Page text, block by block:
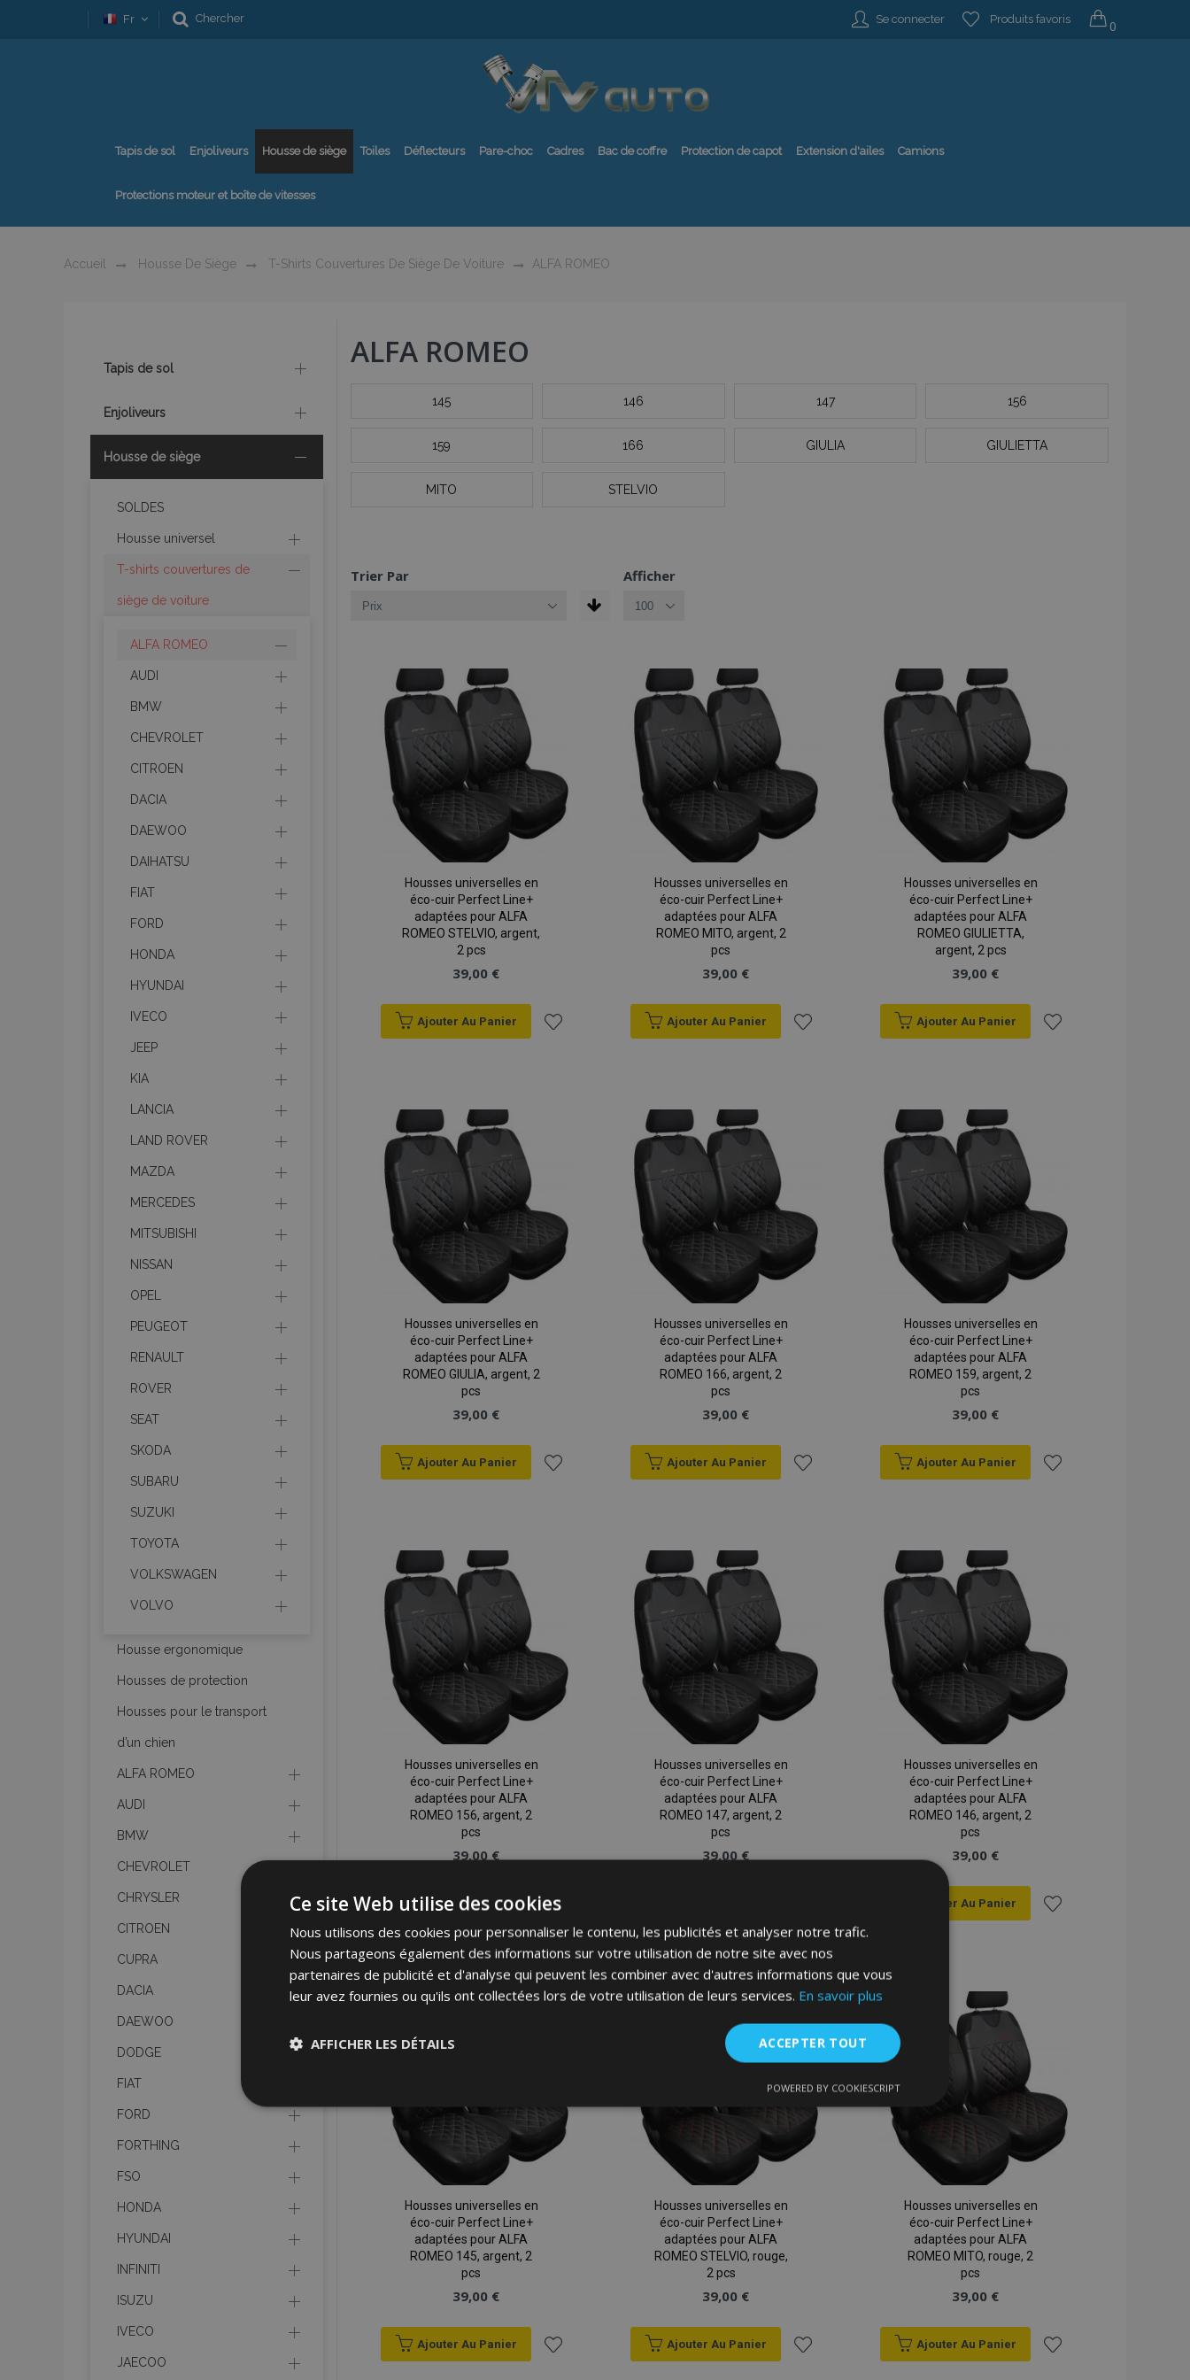
Fr Chercher Se connecter Produits favoris 0
Tapis de sol Enjoliveurs Housse de siège Toiles Déflecteurs Pare-choc Cadres Bac de coffre Protection de capot Extension d'ailes Camions
Protections moteur et boîte de vitesses
Accueil Housse De Siège T-Shirts Couvertures De Siège De Voiture ALFA ROMEO
ALFA ROMEO
145 146 147 156
159 166 GIULIA GIULIETTA
MITO STELVIO
Trier Par Afficher
Housses universelles en
éco-cuir Perfect Line+
adaptées pour ALFA
ROMEO STELVIO, argent,
2 pcs
39,00 €
Ajouter Au Panier
Housses universelles en
éco-cuir Perfect Line+
adaptées pour ALFA
ROMEO MITO, argent, 2
pcs
39,00 €
Ajouter Au Panier
Housses universelles en
éco-cuir Perfect Line+
adaptées pour ALFA
ROMEO GIULIETTA,
argent, 2 pcs
39,00 €
Ajouter Au Panier
Housses universelles en
éco-cuir Perfect Line+
adaptées pour ALFA
ROMEO GIULIA, argent, 2
pcs
39,00 €
Ajouter Au Panier
Housses universelles en
éco-cuir Perfect Line+
adaptées pour ALFA
ROMEO 166, argent, 2
pcs
39,00 €
Ajouter Au Panier
Housses universelles en
éco-cuir Perfect Line+
adaptées pour ALFA
ROMEO 159, argent, 2
pcs
39,00 €
Ajouter Au Panier
Housses universelles en
éco-cuir Perfect Line+
adaptées pour ALFA
ROMEO 156, argent, 2
pcs
39,00 €
Ajouter Au Panier
Ajouter
à la
liste
Housses universelles en
éco-cuir Perfect Line+
adaptées pour ALFA
ROMEO 147, argent, 2
pcs
39,00 €
Ajouter
à la
liste
d'achats
Housses universelles en
éco-cuir Perfect Line+
adaptées pour ALFA
ROMEO 146, argent, 2
pcs
39,00 €
Ajouter Au Panier
Housses universelles en
éco-cuir Perfect Line+
adaptées pour ALFA
ROMEO 145, argent, 2
pcs
39,00 €
Ajouter Au Panier
Housses universelles en
éco-cuir Perfect Line+
adaptées pour ALFA
ROMEO STELVIO, rouge,
2 pcs
39,00 €
Ajouter Au Panier
Housses universelles en
éco-cuir Perfect Line+
adaptées pour ALFA
ROMEO MITO, rouge, 2
pcs
39,00 €
Ajouter Au Panier
Tapis de sol
Enjoliveurs
Housse de siège
SOLDES
Housse universel
T-shirts couvertures de
siège de voiture
ALFA ROMEO
AUDI
BMW
CHEVROLET
CITROEN
DACIA
DAEWOO
DAIHATSU
FIAT
FORD
HONDA
HYUNDAI
IVECO
JEEP
KIA
LANCIA
LAND ROVER
MAZDA
MERCEDES
MITSUBISHI
NISSAN
OPEL
PEUGEOT
RENAULT
ROVER
SEAT
SKODA
SUBARU
SUZUKI
TOYOTA
VOLKSWAGEN
VOLVO
Housse ergonomique
Housses de protection
Housses pour le transport
d’un chien
ALFA ROMEO
AUDI
BMW
CHEVROLET
CHRYSLER
CITROEN
CUPRA
DACIA
DAEWOO
DODGE
FIAT
FORD
FORTHING
FSO
HONDA
HYUNDAI
INFINITI
ISUZU
IVECO
JAECOO
Ce site Web utilise des cookies
Nous utilisons des cookies pour personnaliser le contenu, les publicités et analyser notre trafic.
Nous partageons également des informations sur votre utilisation de notre site avec nos
partenaires de publicité et d'analyse qui peuvent les combiner avec d'autres informations que vous
leur avez fournies ou qu'ils ont collectées lors de votre utilisation de leurs services. En savoir plus
ACCEPTER TOUT
AFFICHER LES DÉTAILS
nécessaires
Fonctionnalité
Strictement nécessaires Ciblage Fonctionnalité
Les cookies strictement nécessaires habilitent des fonctionnalités de base du site Web telles que la connexion des
utilisateurs et la gestion des comptes. Le site Web ne peut pas être utilisé correctement sans les cookies strictement
Domaine
Expiration Description
mage-cache-sessid
Adobe Inc.
1 jour
La valeur de ce cookie déclenche le nettoyage
POWERED BY COOKIESCRIPT